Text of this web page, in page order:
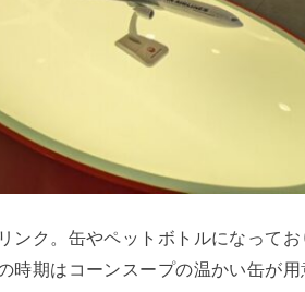
ンク。缶やペットボトルになって
時期はコーンスープの温かい缶が